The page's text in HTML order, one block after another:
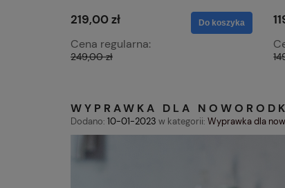
219,00 zł
Cena regularna:
249,00 zł
Do koszyka
WYPRAWKA DLA
Dodano: 10-01-2023 w kategorii: Wyprawka dla